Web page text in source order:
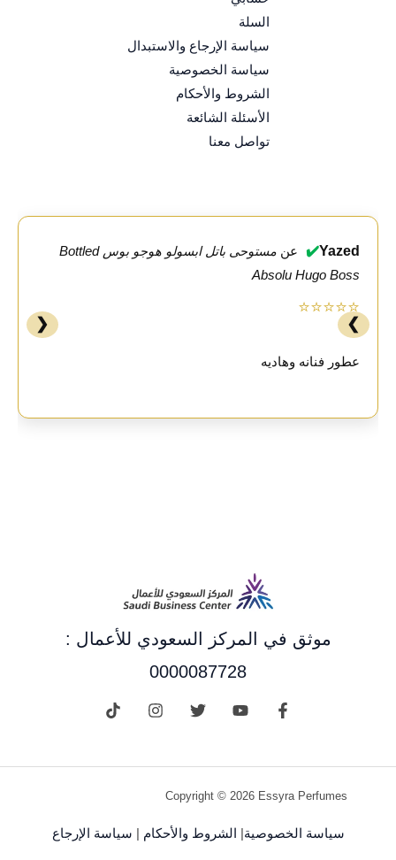
السلة
سياسة الإرجاع والاستبدال
سياسة الخصوصية
الشروط والأحكام
الأسئلة الشائعة
تواصل معنا
Yazed
✔️ عن
مستوحى باتل ابسولو هوجو بوس Bottled
Absolu Hugo Boss
⭐⭐⭐⭐⭐
عطور فنانه وهاديه
❮ ❯
موثق في المركز السعودي للأعمال :
0000087728
Copyright © 2026 Essyra Perfumes
سياسة الخصوصية الشروط والأحكام سياسة الإرجاع